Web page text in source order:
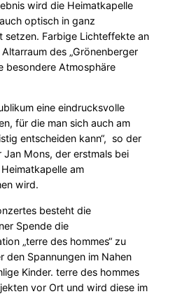
wird die Heimatkapelle
optisch in ganz
setzen. Farbige Lichteffekte an
des „Grönenberger
besondere Atmosphäre
eine eindrucksvolle
für die man sich auch am
entscheiden kann“, so der
Jan Mons, der erstmals bei
am
wird.
besteht die
Spende die
„terre des hommes“ zu
den Spannungen im Nahen
Kinder. terre des hommes
vor Ort und wird diese im